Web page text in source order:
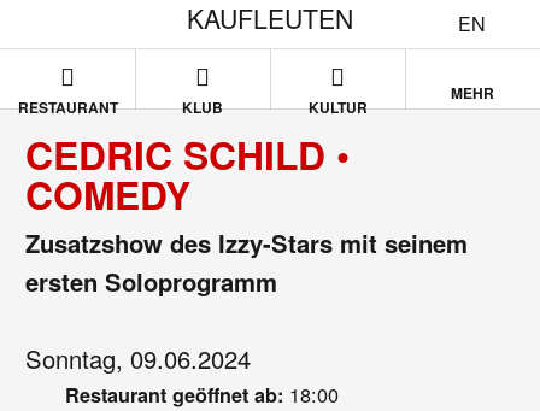
EN
KAUFLEUTEN
RESTAURANT KLUB KULTUR
MEHR
CEDRIC SCHILD •
COMEDY
Zusatzshow des Izzy-Stars mit seinem
ersten Soloprogramm
Sonntag, 09.06.2024
Restaurant geöffnet ab: 18:00